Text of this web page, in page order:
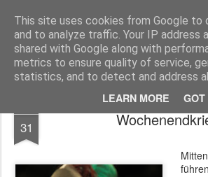
This site uses cookies from Google to
and to analyze traffic. Your IP address
shared with Google along with
metrics to ensure quality of service,
statistics, and to detect and address
LEARN MORE GOT
MyKinoTrailer
Pages
31